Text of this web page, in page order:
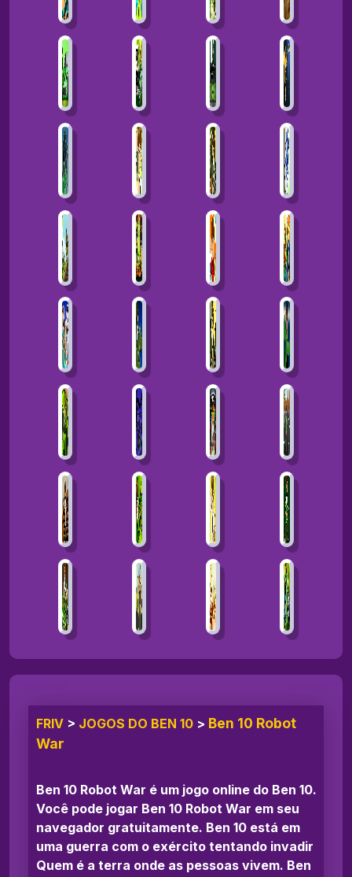
FRIV > JOGOS DO BEN 10 > Ben 10 Robot
War
Ben 10 Robot War é um jogo online do Ben 10.
Você pode jogar Ben 10 Robot War em seu
navegador gratuitamente. Ben 10 está em
uma guerra com o exército tentando invadir
Quem é a terra onde as pessoas vivem. Ben